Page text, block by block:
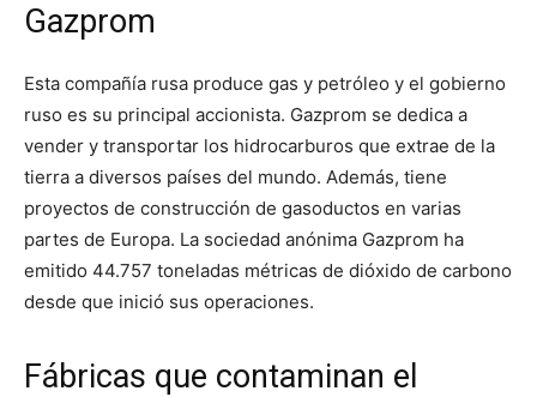
Gazprom
Esta compañía rusa produce gas y petróleo y el gobierno
ruso es su principal accionista. Gazprom se dedica a
vender y transportar los hidrocarburos que extrae de la
tierra a diversos países del mundo. Además, tiene
proyectos de construcción de gasoductos en varias
partes de Europa. La sociedad anónima Gazprom ha
emitido 44.757 toneladas métricas de dióxido de carbono
desde que inició sus operaciones.
Fábricas que contaminan el